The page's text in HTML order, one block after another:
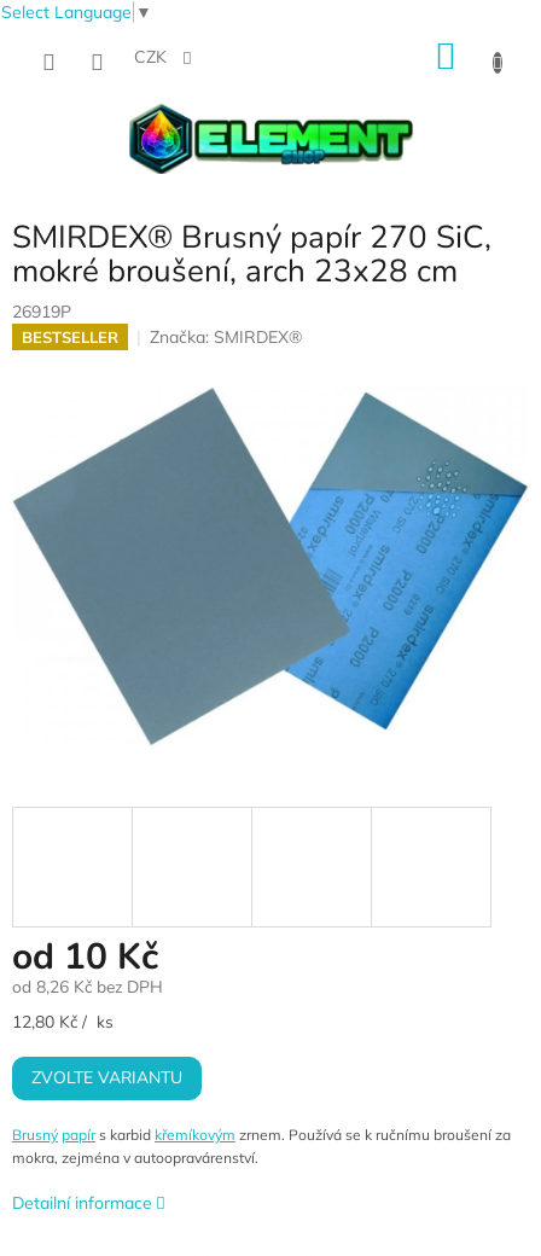
Select Language ▼
CZK
SMIRDEX® Brusný papír 270 SiC,
mokré broušení, arch 23x28 cm
26919P
BESTSELLER Značka: SMIRDEX®
od 10 Kč
od 8,26 Kč bez DPH
Měrná
12,80 Kč / ks
ZVOLTE VARIANTU
Brusný papírs karbid křemíkovým zrnem. Používá se k ručnímu broušení za
mokra, zejména v autoopravárenství.
Detailní informace